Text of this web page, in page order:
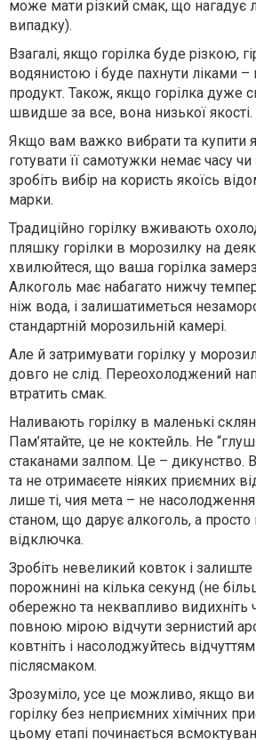
може мати різкий смак, що нагадує
випадку).
Взагалі, якщо горілка буде різкою,
водянистою і буде пахнути ліками
продукт. Також, якщо горілка дуже
швидше за все, вона низької якості.
Якщо вам важко вибрати та купити
готувати її самотужки немає часу
зробіть вибір на користь якоїсь
марки.
Традиційно горілку вживають
пляшку горілки в морозилку на
хвилюйтеся, що ваша горілка
Алкоголь має набагато нижчу
ніж вода, і залишатиметься
стандартній морозильній камері.
Але й затримувати горілку у
довго не слід. Переохолоджений
втратить смак.
Наливають горілку в маленькі
Пам’ятайте, це не коктейль. Не
стаканами залпом. Це – дикунство.
та не отримаєете ніяких приємних
лише ті, чия мета – не
станом, що дарує алкоголь, а
відключка.
Зробіть невеликий ковток і залиште
порожнині на кілька секунд (не
обережно та неквапливо видихніть
повною мірою відчути зернистий
ковтніть і насолоджуйтесь
післясмаком.
Зрозуміло, усе це можливо, якщо ви
горілку без неприємних хімічних
цьому етапі починається